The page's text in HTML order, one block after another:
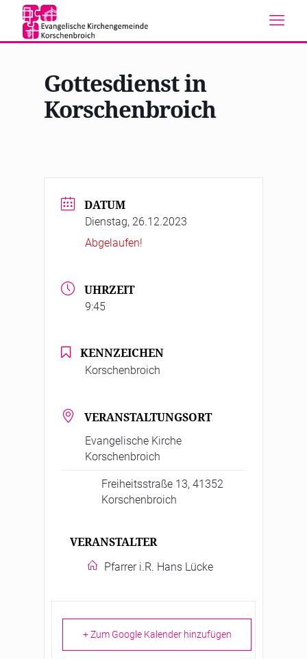
Gottesdienst in
Korschenbroich
DATUM
Dienstag, 26.12.2023
Abgelaufen!
UHRZEIT
9:45
KENNZEICHEN
Korschenbroich
VERANSTALTUNGSORT
Evangelische Kirche
Korschenbroich
Freiheitsstraße 13, 41352
Korschenbroich
VERANSTALTER
Pfarrer i.R. Hans Lücke
+ Zum Google Kalender hinzufügen